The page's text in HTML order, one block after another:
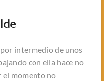
intermedio de unos
con ella hace no
el momento no